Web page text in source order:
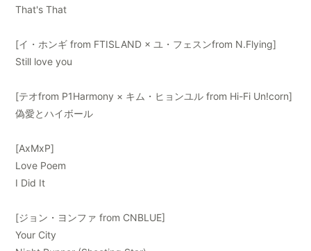
That's That
[イ・ホンギ from FTISLAND × ユ・フェスンfrom N.Flying]
Still love you
[テオfrom P1Harmony × キム・ヒョンユル from Hi-Fi Un!corn]
偽愛とハイボール
[AxMxP]
Love Poem
I Did It
[ジョン・ヨンファ from CNBLUE]
Your City